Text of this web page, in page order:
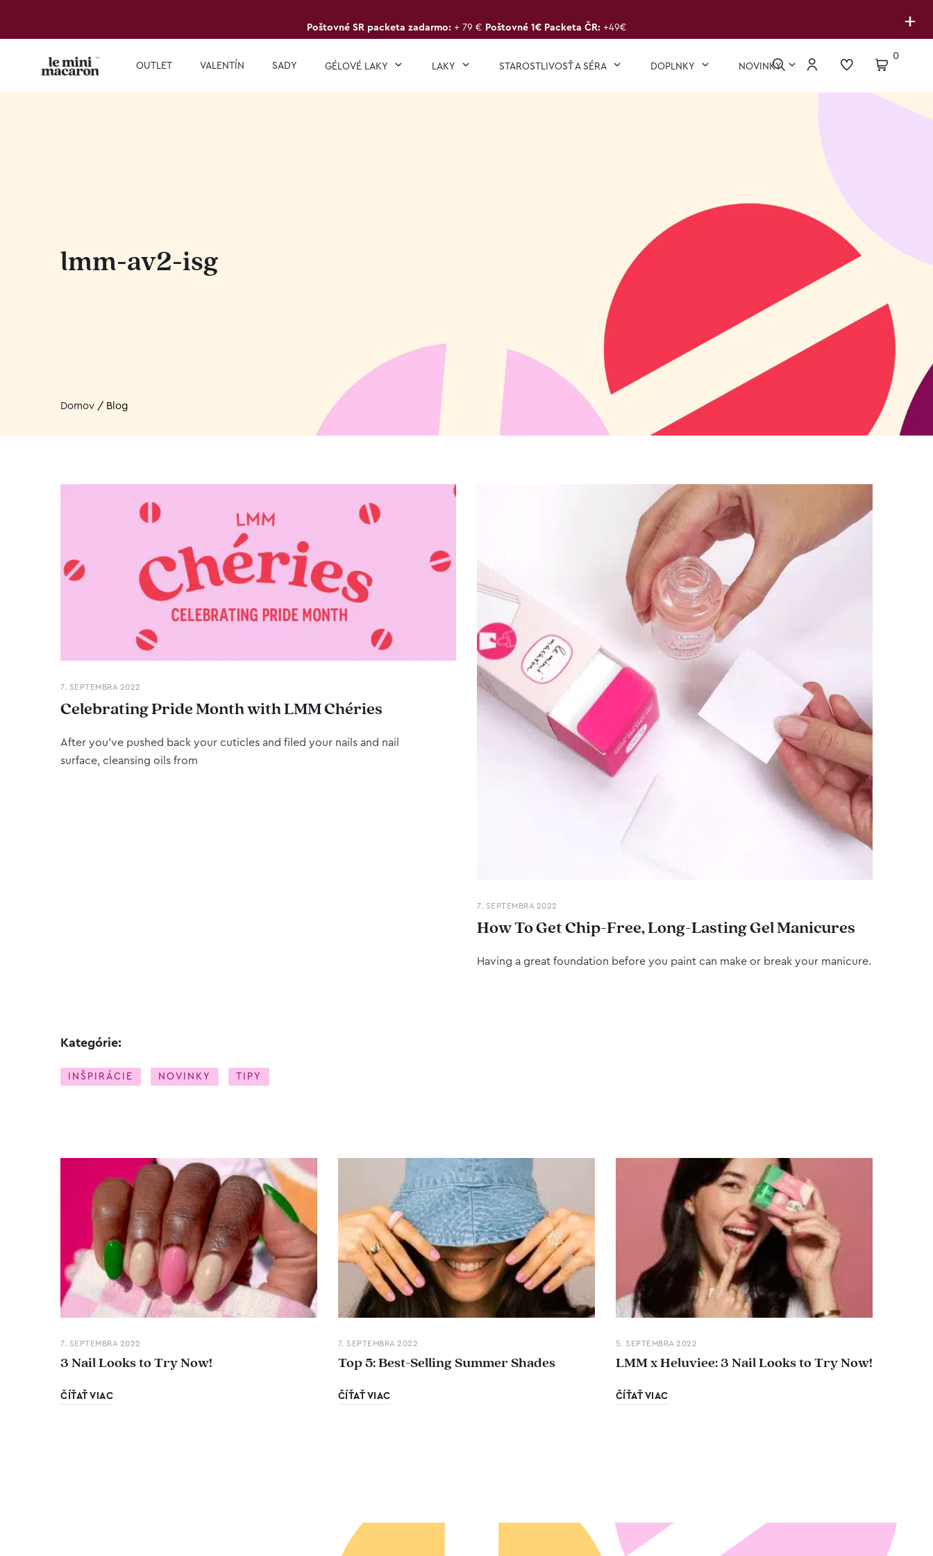
+
Poštovné SR packeta zadarmo: + 79 € Poštovné 1€ Packeta ČR: +49€
OUTLET VALENTÍN SADY GÉLOVÉ LAKY LAKY STAROSTLIVOSŤ A SÉRA DOPLNKY NOVINKY
0
lmm-av2-isg
Domov / Blog
7. SEPTEMBRA 2022
Celebrating Pride Month with LMM Chéries
After you’ve pushed back your cuticles and filed your nails and nail
surface, cleansing oils from
7. SEPTEMBRA 2022
How To Get Chip-Free, Long-Lasting Gel Manicures
Having a great foundation before you paint can make or break your manicure.
Kategórie:
INŠPIRÁCIE NOVINKY TIPY
7. SEPTEMBRA 2022
3 Nail Looks to Try Now!
ČÍŤAŤ VIAC
7. SEPTEMBRA 2022
Top 5: Best-Selling Summer Shades
ČÍŤAŤ VIAC
5. SEPTEMBRA 2022
LMM x Heluviee: 3 Nail Looks to Try Now!
ČÍŤAŤ VIAC